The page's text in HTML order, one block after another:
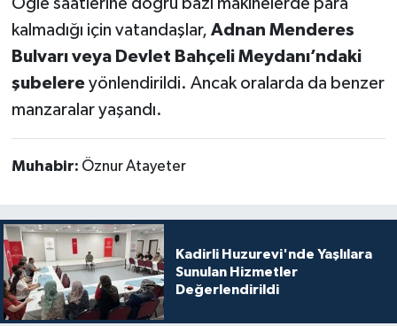
kalmadığı için vatandaşlar, Adnan Menderes
Bulvarı veya Devlet Bahçeli Meydanı’ndaki
şubelereyönlendirildi. Ancak oralarda da benzer
manzaralar yaşandı.
Muhabir: Öznur Atayeter
Kadirli Huzurevi'nde Yaşlılara
Sunulan Hizmetler
Değerlendirildi